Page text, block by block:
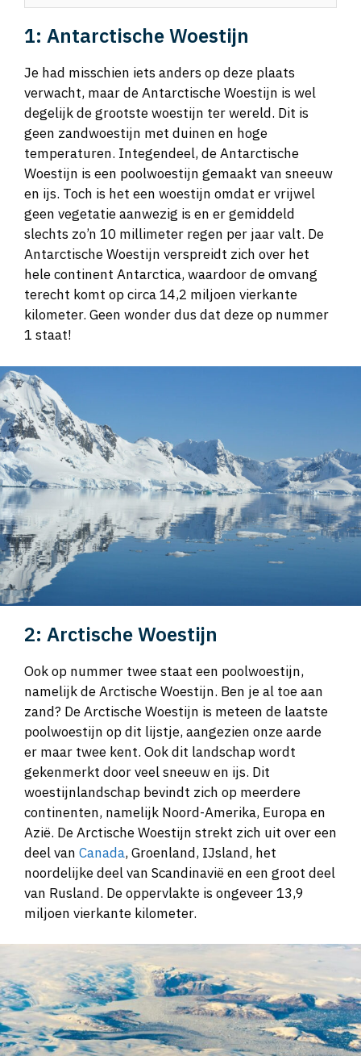
1: Antarctische Woestijn
Je had misschien iets anders op deze plaats
verwacht, maar de Antarctische Woestijn is wel
degelijk de grootste woestijn ter wereld. Dit is
geen zandwoestijn met duinen en hoge
temperaturen. Integendeel, de Antarctische
Woestijn is een poolwoestijn gemaakt van sneeuw
en ijs. Toch is het een woestijn omdat er vrijwel
geen vegetatie aanwezig is en er gemiddeld
slechts zo’n 10 millimeter regen per jaar valt. De
Antarctische Woestijn verspreidt zich over het
hele continent Antarctica, waardoor de omvang
terecht komt op circa 14,2 miljoen vierkante
kilometer. Geen wonder dus dat deze op nummer
1 staat!
2: Arctische Woestijn
Ook op nummer twee staat een poolwoestijn,
namelijk de Arctische Woestijn. Ben je al toe aan
zand? De Arctische Woestijn is meteen de laatste
poolwoestijn op dit lijstje, aangezien onze aarde
er maar twee kent. Ook dit landschap wordt
gekenmerkt door veel sneeuw en ijs. Dit
woestijnlandschap bevindt zich op meerdere
continenten, namelijk Noord-Amerika, Europa en
Azië. De Arctische Woestijn strekt zich uit over een
deel van Canada, Groenland, IJsland, het
noordelijke deel van Scandinavië en een groot deel
van Rusland. De oppervlakte is ongeveer 13,9
miljoen vierkante kilometer.